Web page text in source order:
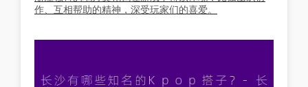
作、互相帮助的精神，深受玩家们的喜爱。